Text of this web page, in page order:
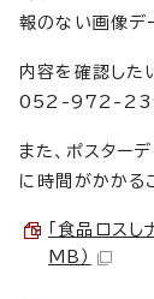
報のない画像デ
内容を確認した
052-972-
また、ポスター
に時間がかかる
「食品ロス
MB）